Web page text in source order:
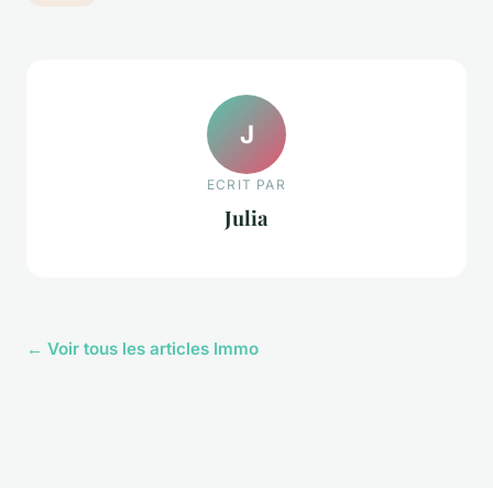
J
ECRIT PAR
Julia
← Voir tous les articles Immo